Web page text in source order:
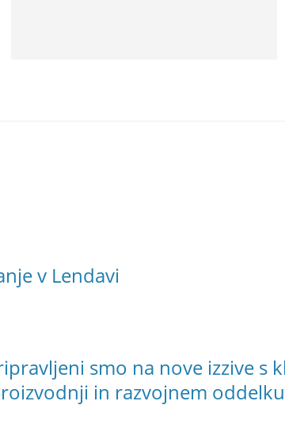
v Lendavi
smo na nove izzive s
in razvojnem